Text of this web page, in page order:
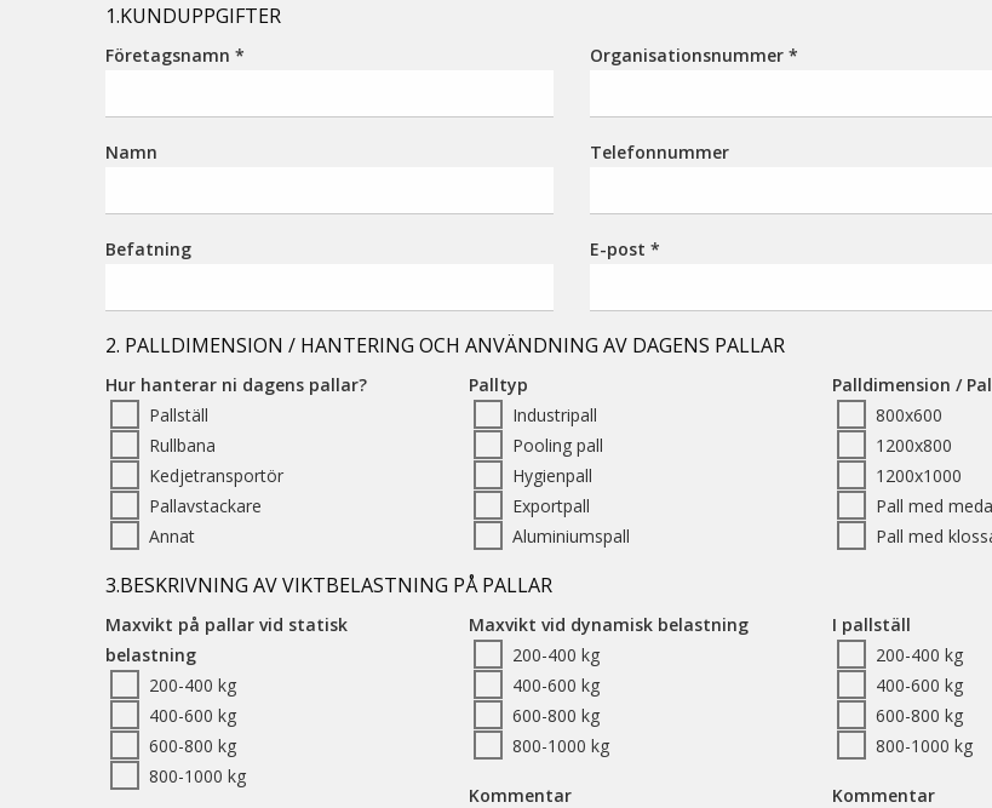
1.KUNDUPPGIFTER
Företagsnamn *
Namn
Befatning
Organisationsnummer *
Telefonnummer
E-post *
2. PALLDIMENSION / HANTERING OCH ANVÄNDNING AV DAGENS PALLAR
Hur hanterar ni dagens pallar?
Pallställ
Rullbana
Kedjetransportör
Pallavstackare
Annat
Palltyp
Industripall
Pooling pall
Hygienpall
Exportpall
Aluminiumspall
Palldimension /
800x600
1200x800
1200x1000
Pall med
Pall med
3.BESKRIVNING AV VIKTBELASTNING PÅ PALLAR
Maxvikt på pallar vid statisk
belastning
200-400 kg
400-600 kg
600-800 kg
800-1000 kg
Maxvikt vid dynamisk belastning
200-400 kg
400-600 kg
600-800 kg
800-1000 kg
Kommentar
I pallställ
200-400 kg
400-600 kg
600-800 kg
800-1000 kg
Kommentar